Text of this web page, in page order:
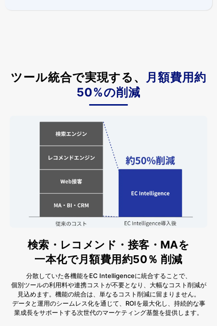
ツール統合で実現する、 月額費用約
50%の削減
検索・レコメンド・接客・MAを
一本化で月額費用約50％ 削減
分散していた各機能をEC Intelligenceに統合することで、
個別ツールの利用料や連携コストが不要となり、大幅なコスト削減が
見込めます。機能の統合は、単なるコスト削減に留まりません。
データと運用のシームレス化を通じて、ROIを最大化し、持続的な事
業成長をサポートする次世代のマーケティング基盤を提供します。